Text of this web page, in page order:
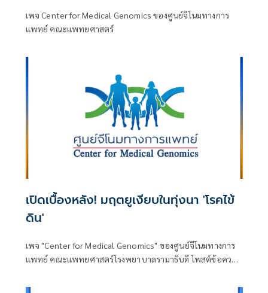
เพจ Center for Medical Genomics ของศูนย์จีโนมทางการ
แพทย์ คณะแพทยศาสตร์
เปิดเบื้องหลัง! มฤตยูเงียบในทุ่งนา 'โรคไข้
ดิน'
เพจ "Center for Medical Genomics" ของศูนย์จีโนมทางการ
แพทย์ คณะแพทยศาสตร์โรงพยาบาลรามาธิบดี โพสต์ข้อความ
ความหวังใหม่จากมุกดาหารโมเดล" โดยระบุว่า